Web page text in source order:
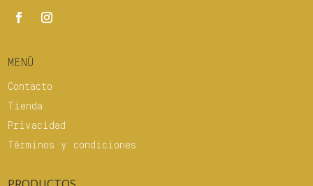
MENÚ
Contacto
Tienda
Privacidad
Términos y condiciones